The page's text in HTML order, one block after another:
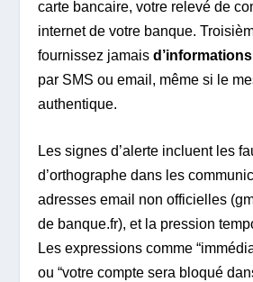
carte bancaire, votre relevé de
internet de votre banque.
fournissez jamais
par SMS ou email, même si le
authentique.
Les signes d’alerte incluent les
d’orthographe dans les
adresses email non officielles
de banque.fr), et la pression
Les expressions comme
ou “votre compte sera bloqué